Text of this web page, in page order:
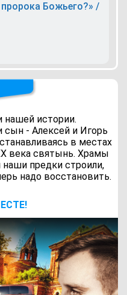
Божьего?» /
нашей истории.
сын - Алексей и Игорь
в местах
века святынь. Храмы
предки строили,
надо восстановить.